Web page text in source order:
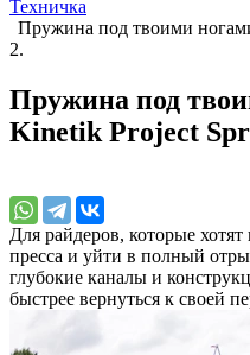
Техничка
Пружина под твоими
2.
Пружина под
Kinetik Project
Для райдеров, которые
пресса и уйти в полный
глубокие каналы и
быстрее вернуться к своей